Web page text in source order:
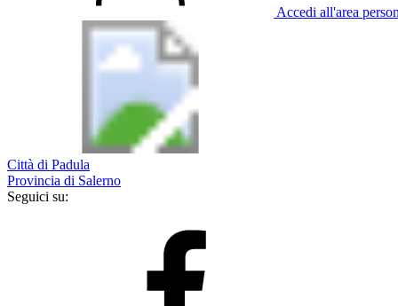
Accedi all'area
Città di Padula
Provincia di Salerno
Seguici su: